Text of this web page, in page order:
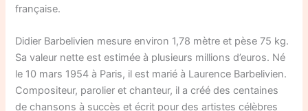
française.
Didier Barbelivien mesure environ 1,78 mètre et pèse 75 kg.
Sa valeur nette est estimée à plusieurs millions d’euros. Né
le 10 mars 1954 à Paris, il est marié à Laurence Barbelivien.
Compositeur, parolier et chanteur, il a créé des centaines
de chansons à succès et écrit pour des artistes célèbres